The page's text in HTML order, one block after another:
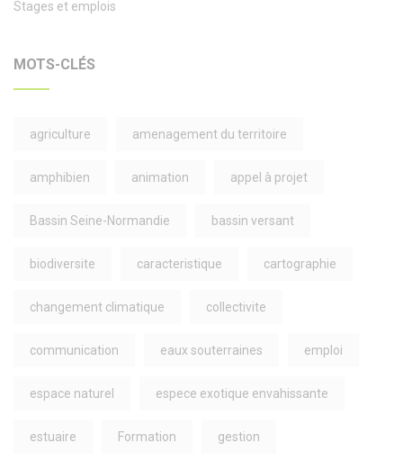
Stages et emplois
MOTS-CLÉS
agriculture amenagement du territoire
amphibien animation appel à projet
Bassin Seine-Normandie bassin versant
biodiversite caracteristique cartographie
changement climatique collectivite
communication eaux souterraines emploi
espace naturel espece exotique envahissante
estuaire Formation gestion